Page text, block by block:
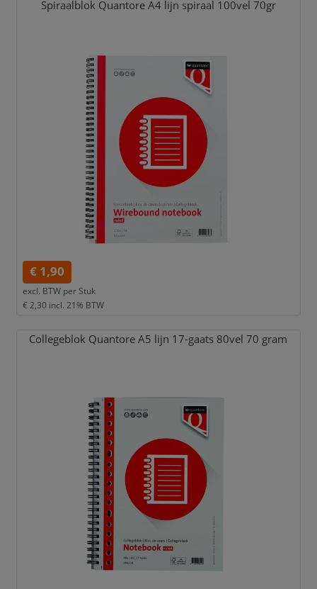
Spiraalblok Quantore A4 lijn spiraal 100vel 70gr
€ 1,90
excl. BTW per Stuk
€ 2,30 incl. 21% BTW
Collegeblok Quantore A5 lijn 17-gaats 80vel 70 gram